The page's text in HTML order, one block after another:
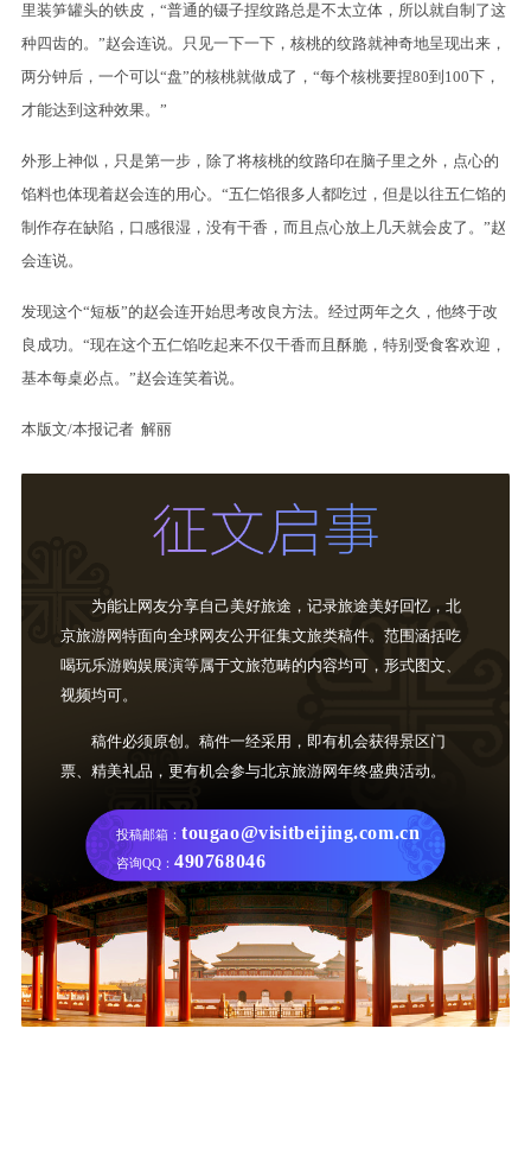
里装笋罐头的铁皮，“普通的镊子捏纹路总是不太立体，所以就自制了这
种四齿的。”赵会连说。只见一下一下，核桃的纹路就神奇地呈现出来，
两分钟后，一个可以“盘”的核桃就做成了，“每个核桃要捏80到100下，
才能达到这种效果。”
外形上神似，只是第一步，除了将核桃的纹路印在脑子里之外，点心的
馅料也体现着赵会连的用心。“五仁馅很多人都吃过，但是以往五仁馅的
制作存在缺陷，口感很湿，没有干香，而且点心放上几天就会皮了。”赵
会连说。
发现这个“短板”的赵会连开始思考改良方法。经过两年之久，他终于改
良成功。“现在这个五仁馅吃起来不仅干香而且酥脆，特别受食客欢迎，
基本每桌必点。”赵会连笑着说。
本版文/本报记者 解丽
为能让网友分享自己美好旅途，记录旅途美好回忆，北
京旅游网特面向全球网友公开征集文旅类稿件。范围涵括吃
喝玩乐游购娱展演等属于文旅范畴的内容均可，形式图文、
视频均可。
稿件必须原创。稿件一经采用，即有机会获得景区门
票、精美礼品，更有机会参与北京旅游网年终盛典活动。
投稿邮箱： tougao@visitbeijing.com.cn
咨询QQ： 490768046